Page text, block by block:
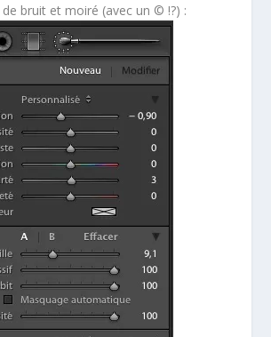
bruit et moiré (avec un © !?) :